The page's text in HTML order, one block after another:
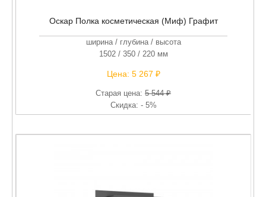
Оскар Полка косметическая (Миф) Графит
ширина / глубина / высота
1502 / 350 / 220 мм
Цена: 5 267 ₽
Старая цена: 5 544 ₽
Скидка: - 5%